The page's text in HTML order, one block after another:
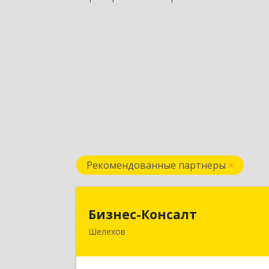
Рекомендованные партнеры
Бизнес-Консалт
Шелехов666034, Иркутская обл, Шелехов г,